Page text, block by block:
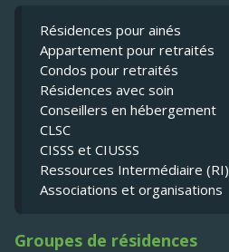
Résidences pour ainés
Appartement pour retraités
Condos pour retraités
Résidences avec soin
Conseillers en hébergement
CLSC
CISSS et CIUSSS
Ressources Intermédiaire (RI)
Associations et organisations
Groupes de résidences